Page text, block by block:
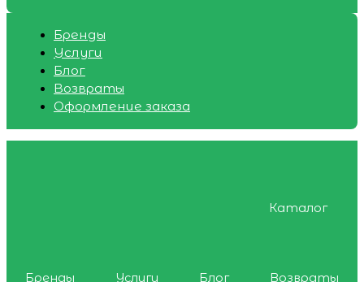
Бренды
Услуги
Блог
Возвраты
Оформление заказа
Каталог
Бренды Услуги Блог
Возвраты